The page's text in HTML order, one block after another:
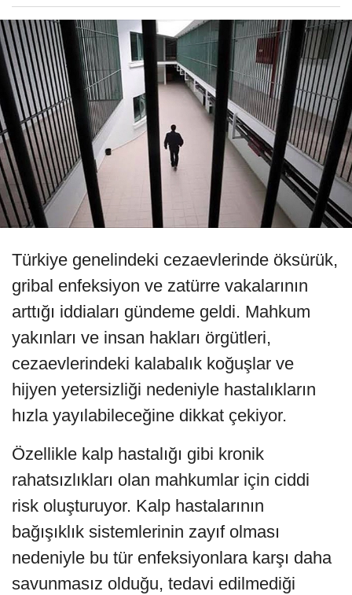
Türkiye genelindeki cezaevlerinde öksürük,
gribal enfeksiyon ve zatürre vakalarının
arttığı iddiaları gündeme geldi. Mahkum
yakınları ve insan hakları örgütleri,
cezaevlerindeki kalabalık koğuşlar ve
hijyen yetersizliği nedeniyle hastalıkların
hızla yayılabileceğine dikkat çekiyor.
Özellikle kalp hastalığı gibi kronik
rahatsızlıkları olan mahkumlar için ciddi
risk oluşturuyor. Kalp hastalarının
bağışıklık sistemlerinin zayıf olması
nedeniyle bu tür enfeksiyonlara karşı daha
savunmasız olduğu, tedavi edilmediği